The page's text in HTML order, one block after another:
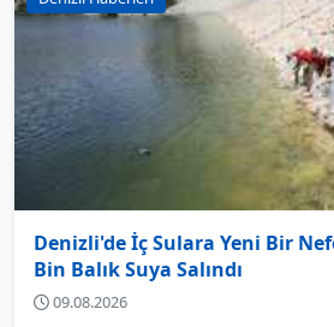
Denizli'de İç Sulara Yeni Bir
Bin Balık Suya Salındı
09.08.2026